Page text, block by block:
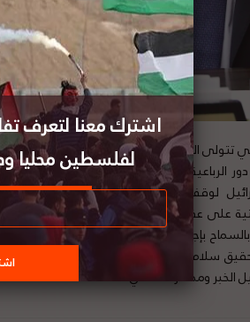
الرئاسة الدورية للاتحاد الأوروبي حاليا،
الرباعية الدولية للعودة إلى المفاوضات
لوقف سياسة الإعدامات الميدانية
على عقد الانتخابات، مطالباً المجتمع
بإجراء الانتخابات في مدينة القدس. من
سلام عادل وشامل، مشدداً على استمرار
الخبر ومصدره الأصلي،هنا
اشترك معنا لتعرف
لفلسطين محليا